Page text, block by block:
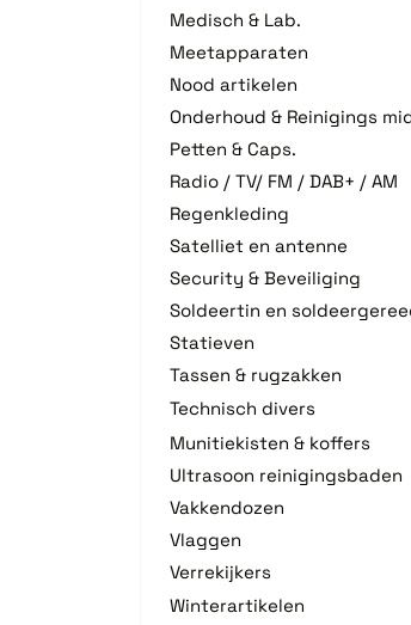
Medisch & Lab.
Meetapparaten
Nood artikelen
Onderhoud & Reinigings
Petten & Caps.
Radio / TV/ FM / DAB+ / AM
Regenkleding
Satelliet en antenne
Security & Beveiliging
Soldeertin en
Statieven
Tassen & rugzakken
Technisch divers
Munitiekisten & koffers
Ultrasoon reinigingsbaden
Vakkendozen
Vlaggen
Verrekijkers
Winterartikelen